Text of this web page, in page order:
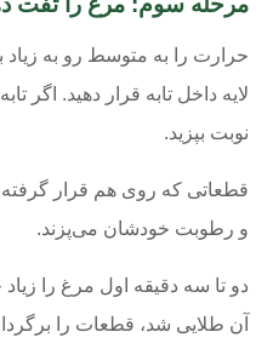
حرارت را به متوسط رو به زیاد
لایه داخل تابه قرار دهید. اگر
نوبت بپزید.
قطعاتی که روی هم قرار
و رطوبت خودشان می‌پزند.
دو تا سه دقیقه اول مرغ را
آن طلایی شد، قطعات را